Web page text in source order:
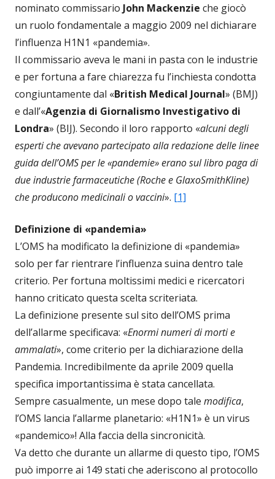
nominato commissario John Mackenzie che giocò
un ruolo fondamentale a maggio 2009 nel dichiarare
l’influenza H1N1 «pandemia».
Il commissario aveva le mani in pasta con le industrie
e per fortuna a fare chiarezza fu l’inchiesta condotta
congiuntamente dal «British Medical Journal» (BMJ)
e dall’«Agenzia di Giornalismo Investigativo di
Londra» (BIJ). Secondo il loro rapporto «alcuni degli
esperti che avevano partecipato alla redazione delle linee
guida dell’OMS per le «pandemie» erano sul libro paga di
due industrie farmaceutiche (Roche e GlaxoSmithKline)
che producono medicinali o vaccini». [1]
Definizione di «pandemia»
L’OMS ha modificato la definizione di «pandemia»
solo per far rientrare l’influenza suina dentro tale
criterio. Per fortuna moltissimi medici e ricercatori
hanno criticato questa scelta scriteriata.
La definizione presente sul sito dell’OMS prima
dell’allarme specificava: «Enormi numeri di morti e
ammalati», come criterio per la dichiarazione della
Pandemia. Incredibilmente da aprile 2009 quella
specifica importantissima è stata cancellata.
Sempre casualmente, un mese dopo tale modifica,
l’OMS lancia l’allarme planetario: «H1N1» è un virus
«pandemico»! Alla faccia della sincronicità.
Va detto che durante un allarme di questo tipo, l’OMS
può imporre ai 149 stati che aderiscono al protocollo